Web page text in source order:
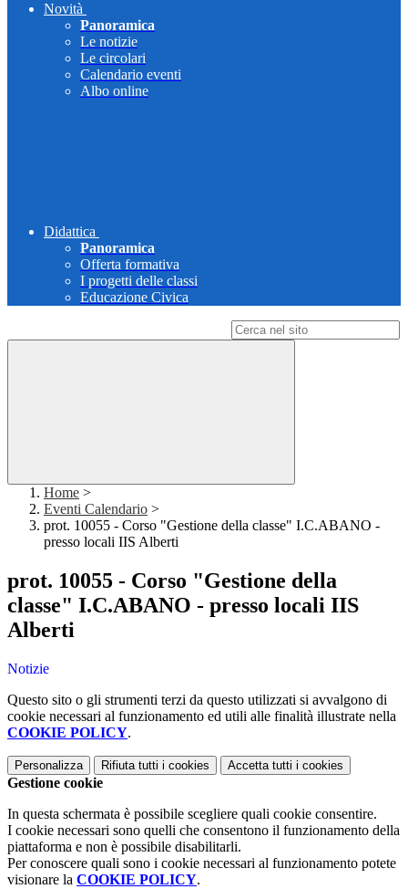
Novità
Panoramica
Le notizie
Le circolari
Calendario eventi
Albo online
Didattica
Panoramica
Offerta formativa
I progetti delle classi
Educazione Civica
Home >
Eventi Calendario >
prot. 10055 - Corso "Gestione della classe" I.C.ABANO -
presso locali IIS Alberti
prot. 10055 - Corso "Gestione della
classe" I.C.ABANO - presso locali IIS
Alberti
Notizie
Questo sito o gli strumenti terzi da questo utilizzati si avvalgono di
cookie necessari al funzionamento ed utili alle finalità illustrate nella
COOKIE POLICY.
Personalizza Rifiuta tutti i cookies Accetta tutti i cookies
Gestione cookie
In questa schermata è possibile scegliere quali cookie consentire.
I cookie necessari sono quelli che consentono il funzionamento della
piattaforma e non è possibile disabilitarli.
Per conoscere quali sono i cookie necessari al funzionamento potete
visionare la COOKIE POLICY.